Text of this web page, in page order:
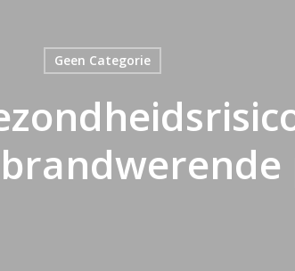
Geen Categorie